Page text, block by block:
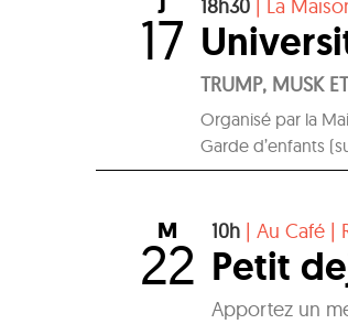
J
17 18h30 | La
TRUMP, MUSK
Organisé par la
Garde d’enfants
M
22 10h | Au Café |
Petit
Apportez un